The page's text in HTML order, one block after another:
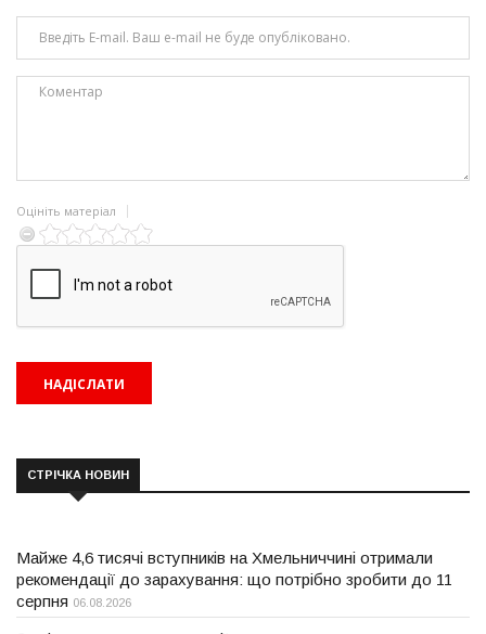
Оцініть матеріал
СТРІЧКА НОВИН
Майже 4,6 тисячі вступників на Хмельниччині отримали
рекомендації до зарахування: що потрібно зробити до 11
серпня 06.08.2026